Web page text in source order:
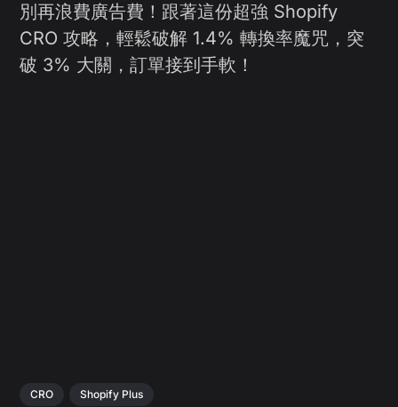
別再浪費廣告費！跟著這份超強 Shopify
CRO 攻略，輕鬆破解 1.4% 轉換率魔咒，突
破 3% 大關，訂單接到手軟！
CRO Shopify Plus